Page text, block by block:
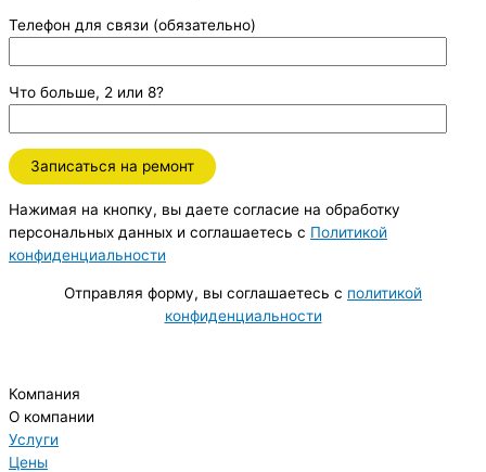
Телефон для связи (обязательно)
Что больше, 2 или 8?
Нажимая на кнопку, вы даете согласие на обработку
персональных данных и соглашаетесь c Политикой
конфиденциальности
Отправляя форму, вы соглашаетесь с политикой
конфиденциальности
Компания
О компании
Услуги
Цены